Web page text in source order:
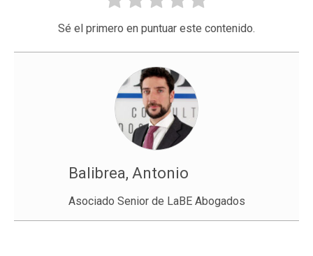
Sé el primero en puntuar este contenido.
Balibrea, Antonio
Asociado Senior de LaBE Abogados